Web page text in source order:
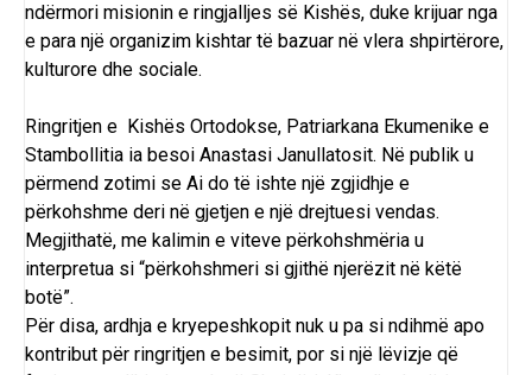
ndërmori misionin e ringjalljes së Kishës, duke krijuar nga
e para një organizim kishtar të bazuar në vlera shpirtërore,
kulturore dhe sociale.
Ringritjen e Kishës Ortodokse, Patriarkana Ekumenike e
Stambollitia ia besoi Anastasi Janullatosit. Në publik u
përmend zotimi se Ai do të ishte një zgjidhje e
përkohshme deri në gjetjen e një drejtuesi vendas.
Megjithatë, me kalimin e viteve përkohshmëria u
interpretua si “përkohshmeri si gjithë njerëzit në këtë
botë”.
Për disa, ardhja e kryepeshkopit nuk u pa si ndihmë apo
kontribut për ringritjen e besimit, por si një lëvizje që